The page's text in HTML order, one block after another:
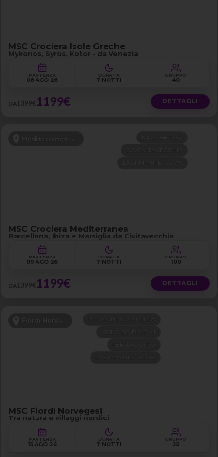
MSC Crociera Isole Greche
Mykonos, Syros, Kotor - da Venezia
PARTENZA
08 AGO 26
DURATA
7 NOTTI
GRUPPO
40
DA1399€1199€ DETTAGLI
Mediterraneo Occidentale
MSC Crociera Mediterranea
Barcellona, Ibiza e Marsiglia da Civitavecchia
PARTENZA
09 AGO 26
DURATA
7 NOTTI
GRUPPO
100
DA1399€1199€ DETTAGLI
Fiordi Norvegesi
MSC Fiordi Norvegesi
Tra natura e villaggi nordici
PARTENZA
15 AGO 26
DURATA
7 NOTTI
GRUPPO
25